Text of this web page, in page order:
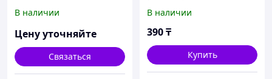
В наличии
Цену уточняйте
Связаться
В наличии
390₸
Купить